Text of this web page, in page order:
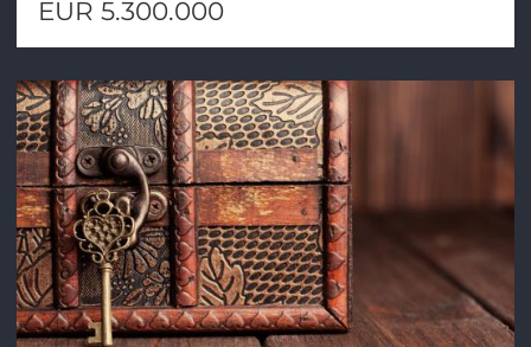
EUR 5.300.000